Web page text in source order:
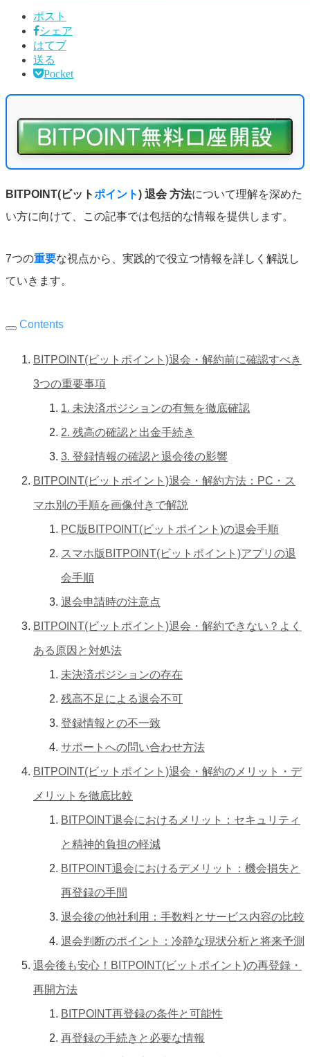
ポスト
シェア
はてブ
送る
Pocket
BITPOINT(ビットポイント) 退会 方法について理解を深めた
い方に向けて、この記事では包括的な情報を提供します。
7つの重要な視点から、実践的で役立つ情報を詳しく解説し
ていきます。
Contents
BITPOINT(ビットポイント)退会・解約前に確認すべき
3つの重要事項
1. 未決済ポジションの有無を徹底確認
2. 残高の確認と出金手続き
3. 登録情報の確認と退会後の影響
BITPOINT(ビットポイント)退会・解約方法：PC・ス
マホ別の手順を画像付きで解説
PC版BITPOINT(ビットポイント)の退会手順
スマホ版BITPOINT(ビットポイント)アプリの退
会手順
退会申請時の注意点
BITPOINT(ビットポイント)退会・解約できない？よく
ある原因と対処法
未決済ポジションの存在
残高不足による退会不可
登録情報との不一致
サポートへの問い合わせ方法
BITPOINT(ビットポイント)退会・解約のメリット・デ
メリットを徹底比較
BITPOINT退会におけるメリット：セキュリティ
と精神的負担の軽減
BITPOINT退会におけるデメリット：機会損失と
再登録の手間
退会後の他社利用：手数料とサービス内容の比較
退会判断のポイント：冷静な現状分析と将来予測
退会後も安心！BITPOINT(ビットポイント)の再登録・
再開方法
BITPOINT再登録の条件と可能性
再登録の手続きと必要な情報